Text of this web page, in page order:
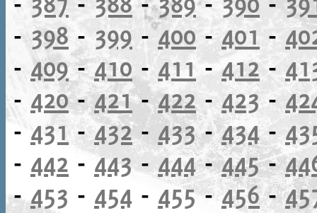
-398 -399 -400 - 401 -
- 409-410 -411-412 -
- 420-421-422 - 423-
- 431 -432- 433-434-
- 442 -443-444-445-
-453 - 454 - 455-456-